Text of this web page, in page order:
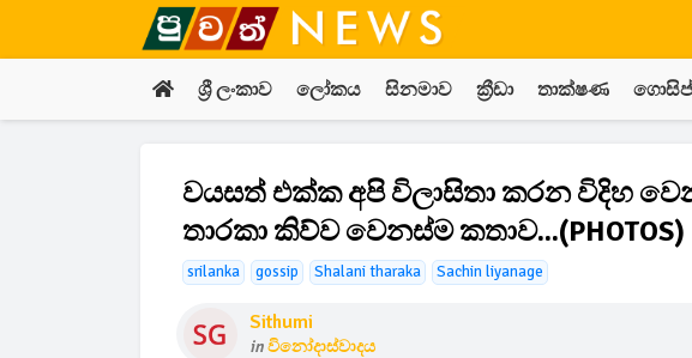
ශ්‍රී ලංකාව ලෝකය සිනමාව ක්‍රීඩා තාක්ෂණ ගොසිප්
වයසත් එක්ක අපි විලාසිතා කරන විදිහ
තාරකා කිව්ව වෙනස්ම කතාව...(PHOTOS)
srilanka gossip Shalani tharaka Sachin liyanage
Sithumi
inවිනෝදාස්වාදය